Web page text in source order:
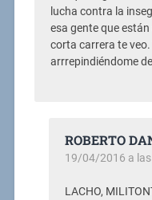
lucha contra la
esa gente que
corta carrera te
arrrepindiéndome
ROBERTO
19/04/2016 a las
LACHO,